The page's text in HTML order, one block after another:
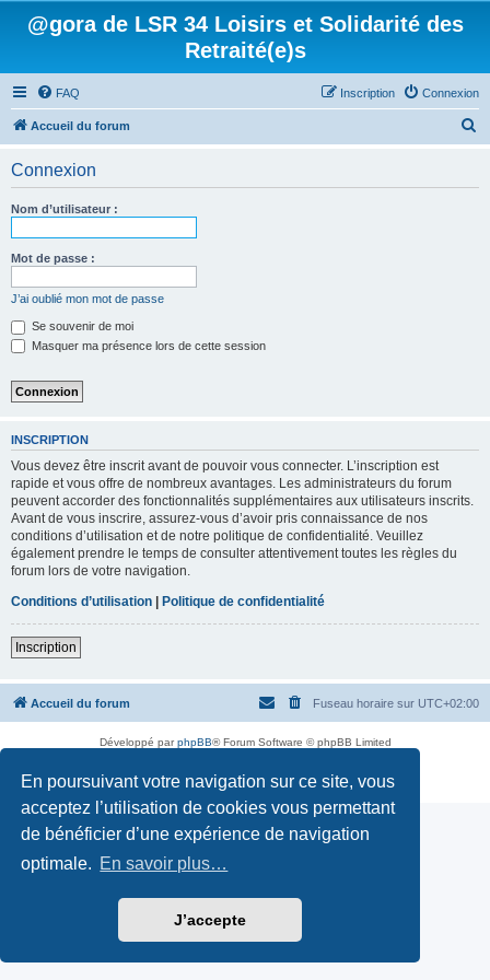
En poursuivant votre navigation sur ce site, vous
acceptez l’utilisation de cookies vous permettant
de bénéficier d’une expérience de navigation
optimale. En savoir plus…
J’accepte
@gora de LSR 34 Loisirs et Solidarité des
Retraité(e)s
FAQ Connexion
Inscription
Accueil du forum
Connexion
Nom d’utilisateur :
Mot de passe :
J’ai oublié mon mot de passe
Se souvenir de moi
Masquer ma présence lors de cette session
INSCRIPTION
Vous devez être inscrit avant de pouvoir vous connecter. L’inscription est
rapide et vous offre de nombreux avantages. Les administrateurs du forum
peuvent accorder des fonctionnalités supplémentaires aux utilisateurs inscrits.
Avant de vous inscrire, assurez-vous d’avoir pris connaissance de nos
conditions d’utilisation et de notre politique de confidentialité. Veuillez
également prendre le temps de consulter attentivement toutes les règles du
forum lors de votre navigation.
Conditions d’utilisation | Politique de confidentialité
Inscription
Accueil du forum Fuseau horaire sur UTC+02:00
Développé parphpBB® Forum Software © phpBB Limited
Confidentialité|Conditions